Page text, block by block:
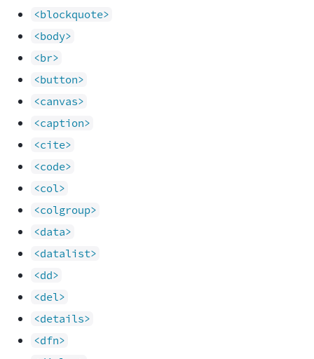
<blockquote>
<body>
<br>
<button>
<canvas>
<caption>
<cite>
<code>
<col>
<colgroup>
<data>
<datalist>
<dd>
<del>
<details>
<dfn>